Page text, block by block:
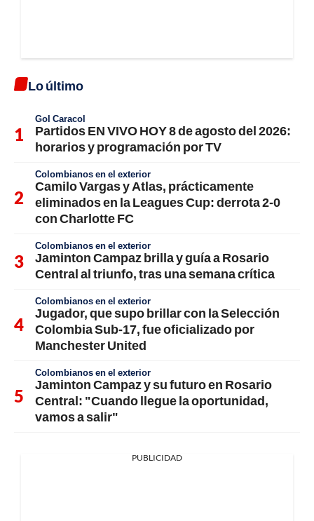
Lo último
Gol Caracol
Partidos EN VIVO HOY 8 de agosto del 2026:
horarios y programación por TV
Colombianos en el exterior
Camilo Vargas y Atlas, prácticamente
eliminados en la Leagues Cup: derrota 2-0
con Charlotte FC
Colombianos en el exterior
Jaminton Campaz brilla y guía a Rosario
Central al triunfo, tras una semana crítica
Colombianos en el exterior
Jugador, que supo brillar con la Selección
Colombia Sub-17, fue oficializado por
Manchester United
Colombianos en el exterior
Jaminton Campaz y su futuro en Rosario
Central: "Cuando llegue la oportunidad,
vamos a salir"
PUBLICIDAD